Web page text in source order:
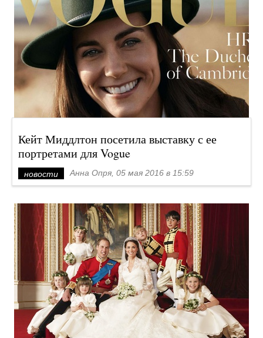
Кейт Миддлтон посетила выставку с ее
портретами для Vogue
новости Анна Опря, 05 мая 2016 в 15:59